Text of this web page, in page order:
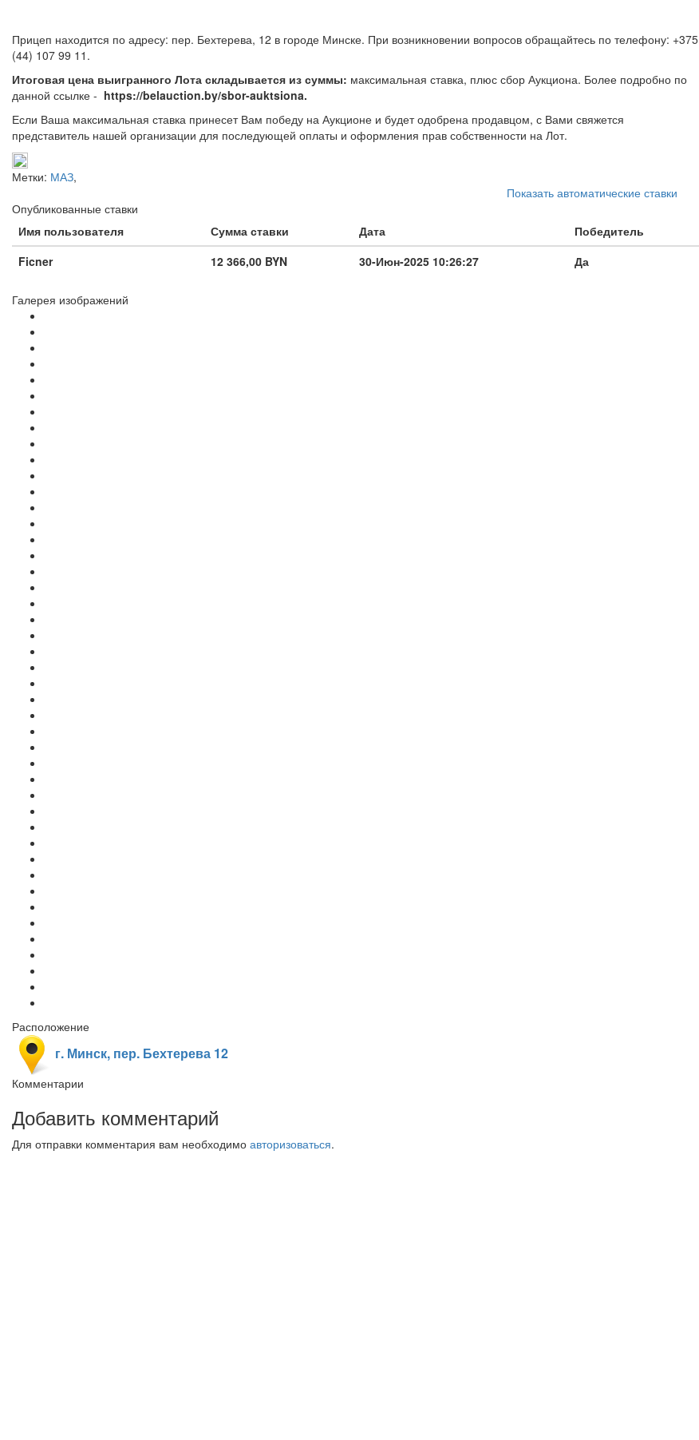
Прицеп находится по адресу: пер. Бехтерева, 12 в городе Минске. При возникновении вопросов обращайтесь по телефону: +375
(44) 107 99 11.
Итоговая цена выигранного Лота складывается из суммы: максимальная ставка, плюс сбор Аукциона. Более подробно по
данной ссылке - https://belauction.by/sbor-auktsiona.
Если Ваша максимальная ставка принесет Вам победу на Аукционе и будет одобрена продавцом, с Вами свяжется
представитель нашей организации для последующей оплаты и оформления прав собственности на Лот.
Метки: МАЗ,
Показать автоматические ставки
Опубликованные ставки
Имя пользователя
Сумма ставки Дата
Победитель
Ficner
12 366,00 BYN 30-Июн-2025 10:26:27 Да
Галерея изображений
Расположение
г. Минск, пер. Бехтерева 12
Комментарии
Добавить комментарий
Для отправки комментария вам необходимо авторизоваться.